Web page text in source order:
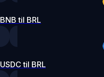
BNB til BRL
USDC til BRL